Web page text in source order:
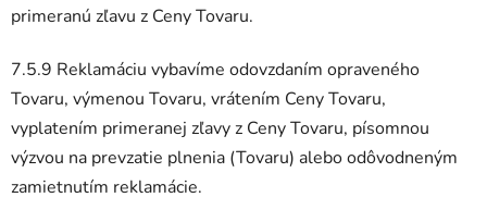
primeranú zľavu z Ceny Tovaru.
7.5.9 Reklamáciu vybavíme odovzdaním opraveného
Tovaru, výmenou Tovaru, vrátením Ceny Tovaru,
vyplatením primeranej zľavy z Ceny Tovaru, písomnou
výzvou na prevzatie plnenia (Tovaru) alebo odôvodneným
zamietnutím reklamácie.